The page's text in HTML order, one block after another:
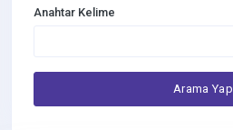
Anahtar Kelime
Arama Yap